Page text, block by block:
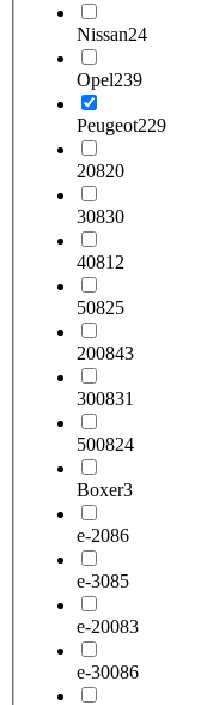
Nissan24
Opel239
Peugeot229
20820
30830
40812
50825
200843
300831
500824
Boxer3
e-2086
e-3085
e-20083
e-30086